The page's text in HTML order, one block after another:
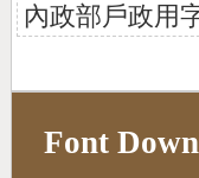
內政部戶政用
Font